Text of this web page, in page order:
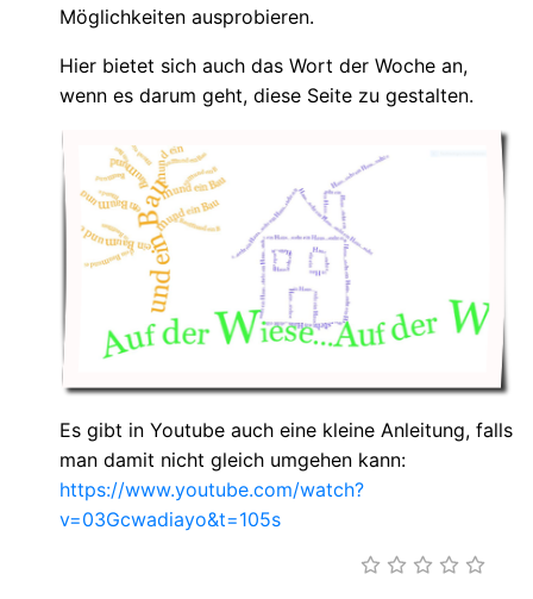
Möglichkeiten ausprobieren.
Hier bietet sich auch das Wort der Woche an,
wenn es darum geht, diese Seite zu gestalten.
Es gibt in Youtube auch eine kleine Anleitung, falls
man damit nicht gleich umgehen kann:
https://www.youtube.com/watch?
v=03Gcwadiayo&t=105s